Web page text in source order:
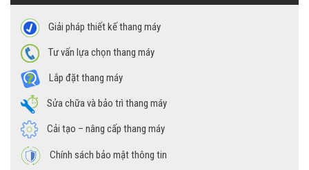
Giải pháp thiết kế thang máy
Tư vấn lựa chọn thang máy
Lắp đặt thang máy
Sửa chữa và bảo trì thang máy
Cải tạo – nâng cấp thang máy
Chính sách bảo mật thông tin